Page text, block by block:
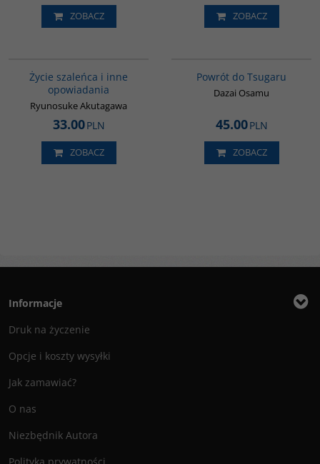
ZOBACZ ZOBACZ
Życie szaleńca i inne
opowiadania
Ryunosuke Akutagawa
33.00PLN
ZOBACZ
Powrót do Tsugaru
Dazai Osamu
45.00PLN
ZOBACZ
Informacje
Druk na życzenie
Opcje i koszty wysyłki
Jak zamawiać?
O nas
Niezbędnik Autora